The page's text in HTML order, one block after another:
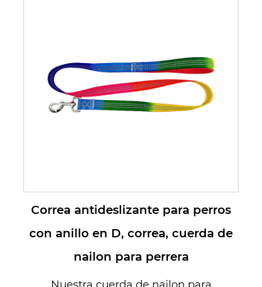
Correa antideslizante para perros
con anillo en D, correa, cuerda de
nailon para perrera